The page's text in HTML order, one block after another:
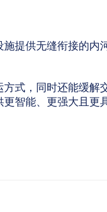
提供无缝衔接的内
式，同时还能缓解
智能、更强大且更